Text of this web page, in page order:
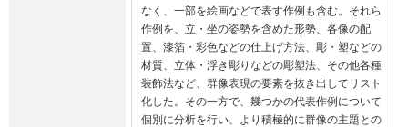
なく、一部を絵画などで表す作例も含む。それら
作例を、立・坐の姿勢を含めた形勢、各像の配
置、漆箔・彩色などの仕上げ方法、彫・塑などの
材質、立体・浮き彫りなどの彫塑法、その他各種
装飾法など、群像表現の要素を抜き出してリスト
化した。その一方で、幾つかの代表作例について
個別に分析を行い、より積極的に群像の主題との